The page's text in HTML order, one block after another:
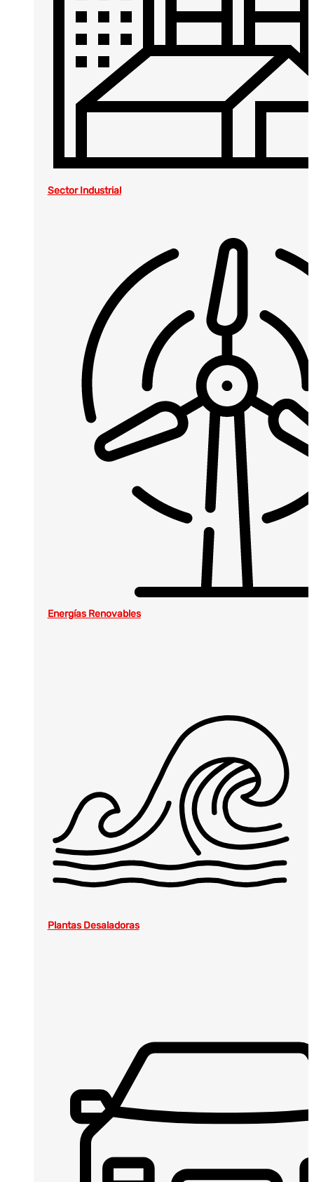
Sector Industrial
Energías Renovables
Plantas Desaladoras